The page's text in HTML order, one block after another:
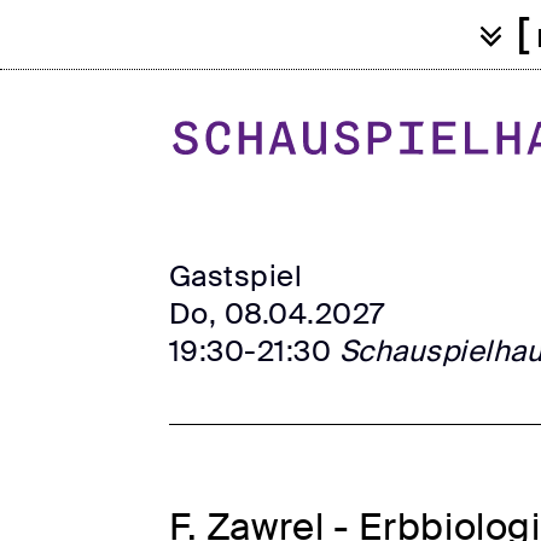
[
Gastspiel
Do, 08.04.2027
19:30-21:30
F. Zawrel -